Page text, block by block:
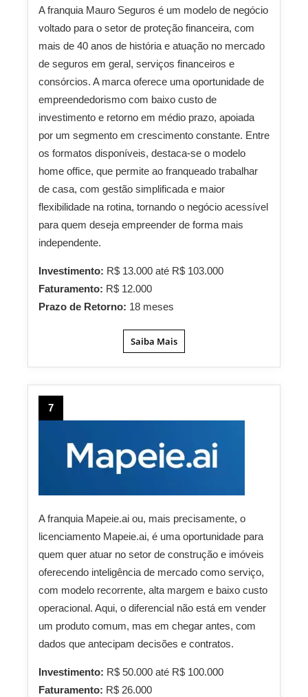
A franquia Mauro Seguros é um modelo de negócio
voltado para o setor de proteção financeira, com
mais de 40 anos de história e atuação no mercado
de seguros em geral, serviços financeiros e
consórcios. A marca oferece uma oportunidade de
empreendedorismo com baixo custo de
investimento e retorno em médio prazo, apoiada
por um segmento em crescimento constante. Entre
os formatos disponíveis, destaca-se o modelo
home office, que permite ao franqueado trabalhar
de casa, com gestão simplificada e maior
flexibilidade na rotina, tornando o negócio acessível
para quem deseja empreender de forma mais
independente.
Investimento: R$ 13.000 até R$ 103.000
Faturamento: R$ 12.000
Prazo de Retorno: 18 meses
Saiba Mais
7
A franquia Mapeie.ai ou, mais precisamente, o
licenciamento Mapeie.ai, é uma oportunidade para
quem quer atuar no setor de construção e imóveis
oferecendo inteligência de mercado como serviço,
com modelo recorrente, alta margem e baixo custo
operacional. Aqui, o diferencial não está em vender
um produto comum, mas em chegar antes, com
dados que antecipam decisões e contratos.
Investimento: R$ 50.000 até R$ 100.000
Faturamento: R$ 26.000